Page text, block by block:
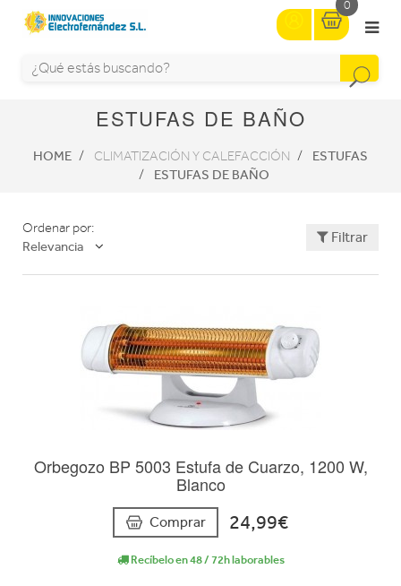
0
ESTUFAS DE BAÑO
HOME CLIMATIZACIÓN Y CALEFACCIÓN
ESTUFAS
ESTUFAS DE BAÑO
Ordenar por:
Relevancia
Filtrar
Orbegozo BP 5003 Estufa de Cuarzo, 1200 W,
Blanco
Comprar 24,99€
Recíbelo en 48 / 72h laborables